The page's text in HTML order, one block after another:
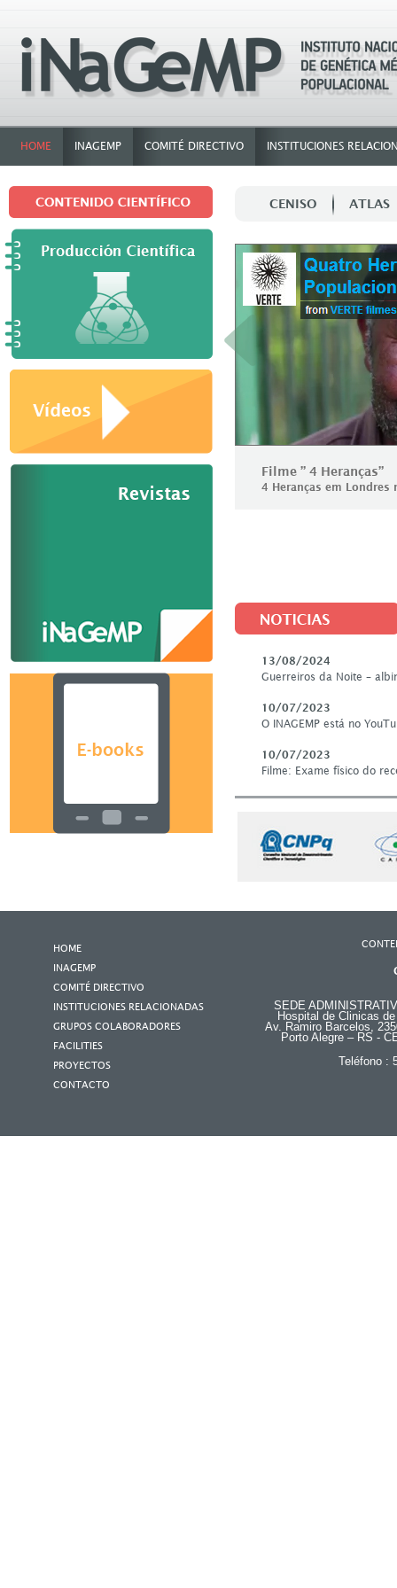
HOME INAGEMP COMITÉ DIRECTIVO INSTITUCIONES
CENISO ATLAS
Filme ” 4 Heranças”
4 Heranças em Londres
13/08/2024
Guerreiros da Noite –
10/07/2023
O INAGEMP está no
10/07/2023
Filme: Exame físico do
HOME
INAGEMP
COMITÉ DIRECTIVO
INSTITUCIONES RELACIONADAS
GRUPOS COLABORADORES
FACILITIES
PROYECTOS
CONTACTO
SEDE
Hospital de Clinicas
Av. Ramiro Barcelos,
Porto Alegre – RS -
Teléfono :